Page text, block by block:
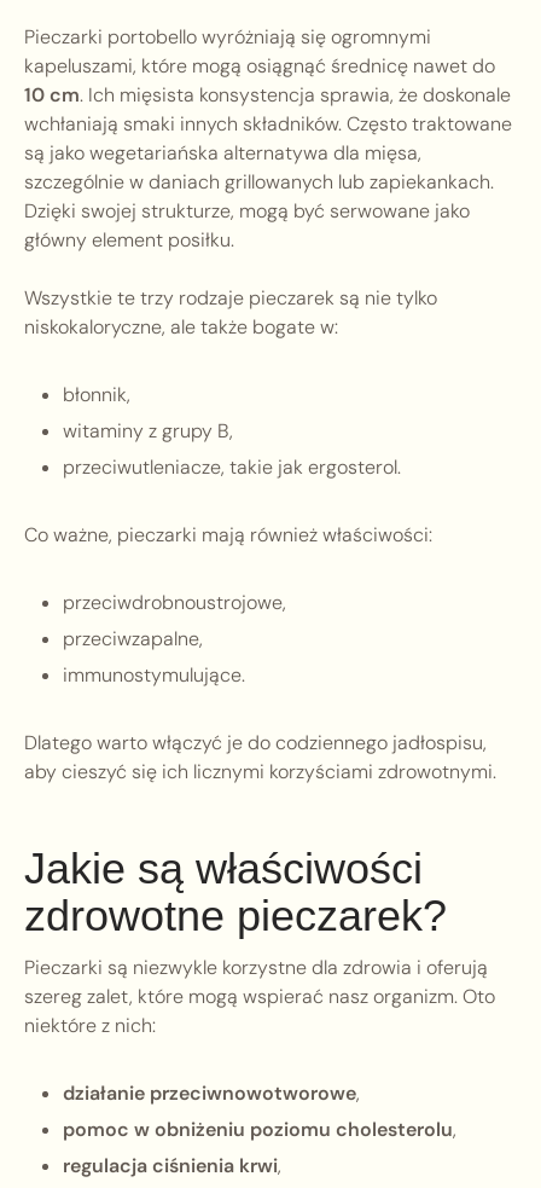
Pieczarki portobello wyróżniają się ogromnymi
kapeluszami, które mogą osiągnąć średnicę nawet do
10 cm. Ich mięsista konsystencja sprawia, że doskonale
wchłaniają smaki innych składników. Często traktowane
są jako wegetariańska alternatywa dla mięsa,
szczególnie w daniach grillowanych lub zapiekankach.
Dzięki swojej strukturze, mogą być serwowane jako
główny element posiłku.
Wszystkie te trzy rodzaje pieczarek są nie tylko
niskokaloryczne, ale także bogate w:
błonnik,
witaminy z grupy B,
przeciwutleniacze, takie jak ergosterol.
Co ważne, pieczarki mają również właściwości:
przeciwdrobnoustrojowe,
przeciwzapalne,
immunostymulujące.
Dlatego warto włączyć je do codziennego jadłospisu,
aby cieszyć się ich licznymi korzyściami zdrowotnymi.
Jakie są właściwości
zdrowotne pieczarek?
Pieczarki są niezwykle korzystne dla zdrowia i oferują
szereg zalet, które mogą wspierać nasz organizm. Oto
niektóre z nich:
działanie przeciwnowotworowe,
pomoc w obniżeniu poziomu cholesterolu,
regulacja ciśnienia krwi,